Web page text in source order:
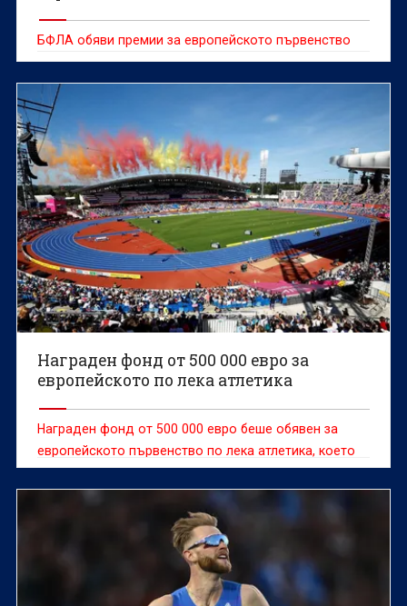
БФЛА обяви премии за европейското първенство
Награден фонд от 500 000 евро за
европейското по лека атлетика
Награден фонд от 500 000 евро беше обявен за
европейското първенство по лека атлетика, което
започва на 10 август в Бирмингам (Вбр).